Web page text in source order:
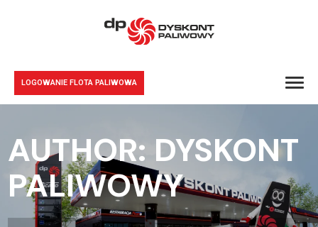
LOGOWANIE FLOTA PALIWOWA
AUTHOR: DYSKONT
PALIWOWY